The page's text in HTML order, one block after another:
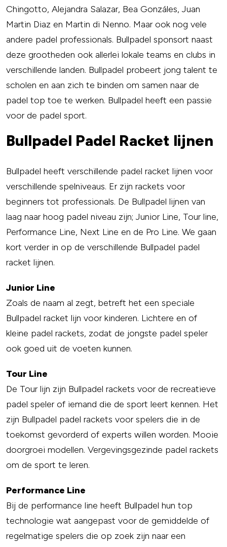
Chingotto, Alejandra Salazar, Bea Gonzáles, Juan
Martin Diaz en Martin di Nenno. Maar ook nog vele
andere padel professionals. Bullpadel sponsort naast
deze grootheden ook allerlei lokale teams en clubs in
verschillende landen. Bullpadel probeert jong talent te
scholen en aan zich te binden om samen naar de
padel top toe te werken. Bullpadel heeft een passie
voor de padel sport.
Bullpadel Padel Racket lijnen
Bullpadel heeft verschillende padel racket lijnen voor
verschillende spelniveaus. Er zijn rackets voor
beginners tot professionals. De Bullpadel lijnen van
laag naar hoog padel niveau zijn; Junior Line, Tour line,
Performance Line, Next Line en de Pro Line. We gaan
kort verder in op de verschillende Bullpadel padel
racket lijnen.
Junior Line
Zoals de naam al zegt, betreft het een speciale
Bullpadel racket lijn voor kinderen. Lichtere en of
kleine padel rackets, zodat de jongste padel speler
ook goed uit de voeten kunnen.
Tour Line
De Tour lijn zijn Bullpadel rackets voor de recreatieve
padel speler of iemand die de sport leert kennen. Het
zijn Bullpadel padel rackets voor spelers die in de
toekomst gevorderd of experts willen worden. Mooie
doorgroei modellen. Vergevingsgezinde padel rackets
om de sport te leren.
Performance Line
Bij de performance line heeft Bullpadel hun top
technologie wat aangepast voor de gemiddelde of
regelmatige spelers die op zoek zijn naar een